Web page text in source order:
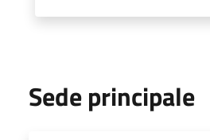
Sede principale